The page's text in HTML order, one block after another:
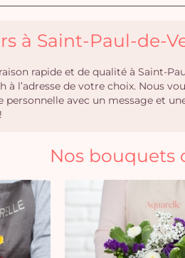
à Saint-Paul-de-
rapide et de qualité à Saint-
à l’adresse de votre choix. Nous
personnelle avec un message et
Nos bouquets